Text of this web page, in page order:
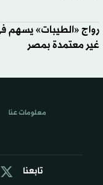
رواج «الطيبات» يسهم
غير معتمدة بمصر
تابعنا
معلومات عنا